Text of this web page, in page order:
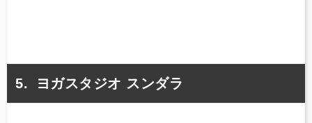
ヨガスタジオ スンダラ